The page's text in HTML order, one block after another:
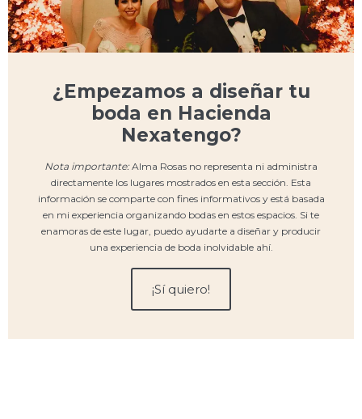
¿Empezamos a diseñar tu
boda en Hacienda
Nexatengo?
Nota importante:Alma Rosas no representa ni administra
directamente los lugares mostrados en esta sección. Esta
información se comparte con fines informativos y está basada
en mi experiencia organizando bodas en estos espacios. Si te
enamoras de este lugar, puedo ayudarte a diseñar y producir
una experiencia de boda inolvidable ahí.
¡Sí quiero!